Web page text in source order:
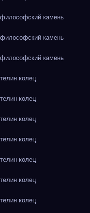
камень
камень
камень
колец
колец
колец
колец
колец
колец
колец